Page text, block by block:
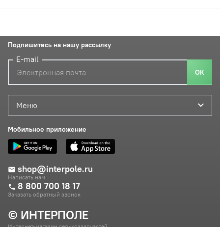
© ИНТЕРПОЛЕ
Меню
Мобильное приложение
shop@interpole.ru
Написать нам
8 800 700 18 17
Заказать обратный звонок
Подпишитесь на нашу рассылку
E-mail
ОК